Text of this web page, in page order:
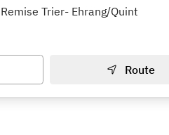
Ehrang/Quint
Trier- Ehrang/Quint
Route